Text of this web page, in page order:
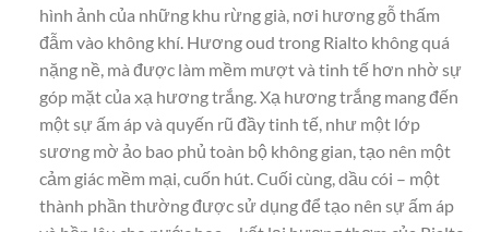
hình ảnh của những khu rừng già, nơi hương gỗ thấm
đẫm vào không khí. Hương oud trong Rialto không quá
nặng nề, mà được làm mềm mượt và tinh tế hơn nhờ sự
góp mặt của xạ hương trắng. Xạ hương trắng mang đến
một sự ấm áp và quyến rũ đầy tinh tế, như một lớp
sương mờ ảo bao phủ toàn bộ không gian, tạo nên một
cảm giác mềm mại, cuốn hút. Cuối cùng, dầu cói – một
thành phần thường được sử dụng để tạo nên sự ấm áp